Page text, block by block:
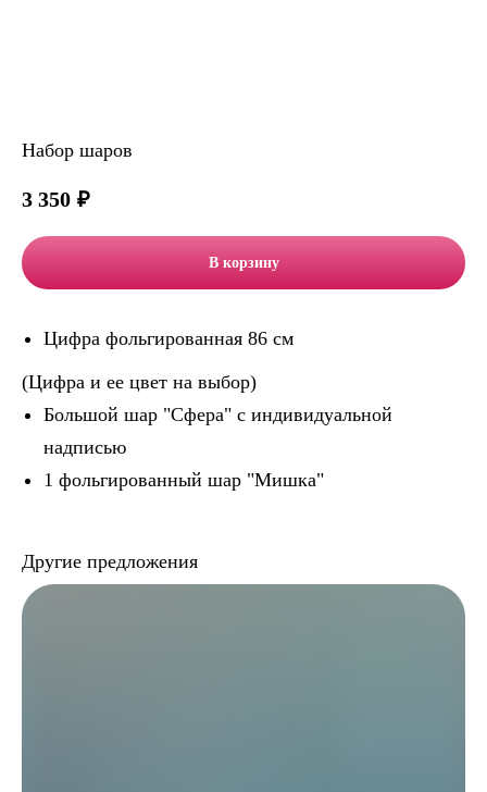
Набор шаров
3 350 ₽
В корзину
Цифра фольгированная 86 см
(Цифра и ее цвет на выбор)
Большой шар "Сфера" с индивидуальной
надписью
1 фольгированный шар "Мишка"
Другие предложения